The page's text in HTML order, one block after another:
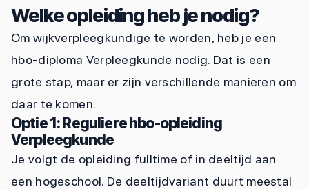
Welke opleiding heb je nodig?
Om wijkverpleegkundige te worden, heb je een
hbo-diploma Verpleegkunde nodig. Dat is een
grote stap, maar er zijn verschillende manieren om
daar te komen.
Optie 1: Reguliere hbo-opleiding
Verpleegkunde
Je volgt de opleiding fulltime of in deeltijd aan
een hogeschool. De deeltijdvariant duurt meestal